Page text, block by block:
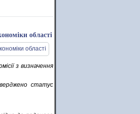
області
з визначення
статус